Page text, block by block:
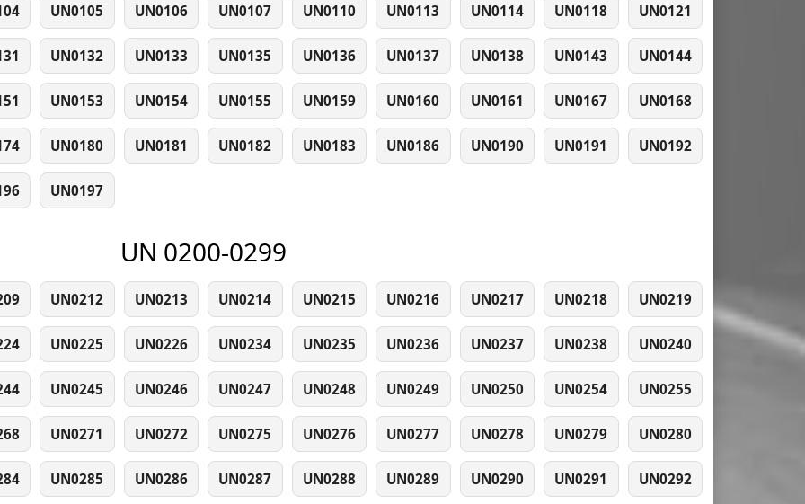
UN0105 UN0106 UN0107 UN0110 UN0113 UN0114 UN0118 UN0121
UN0132 UN0133 UN0135 UN0136 UN0137 UN0138 UN0143 UN0144
UN0153 UN0154 UN0155 UN0159 UN0160 UN0161 UN0167 UN0168
UN0180 UN0181 UN0182 UN0183 UN0186 UN0190 UN0191 UN0192
UN0197
UN 0200-0299
UN0212 UN0213 UN0214 UN0215 UN0216 UN0217 UN0218 UN0219
UN0225 UN0226 UN0234 UN0235 UN0236 UN0237 UN0238 UN0240
UN0245 UN0246 UN0247 UN0248 UN0249 UN0250 UN0254 UN0255
UN0271 UN0272 UN0275 UN0276 UN0277 UN0278 UN0279 UN0280
UN0285 UN0286 UN0287 UN0288 UN0289 UN0290 UN0291 UN0292